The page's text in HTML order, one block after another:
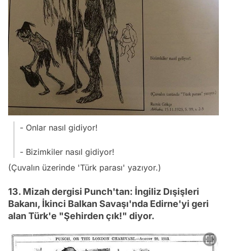
- Onlar nasıl gidiyor!
- Bizimkiler nasıl gidiyor!
(Çuvalın üzerinde 'Türk parası' yazıyor.)
13. Mizah dergisi Punch'tan: İngiliz Dışişleri
Bakanı, İkinci Balkan Savaşı'nda Edirne'yi geri
alan Türk'e "Şehirden çık!" diyor.